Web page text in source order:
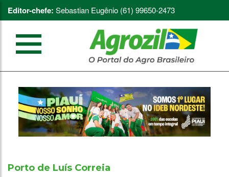
Editor-chefe: Sebastian Eugênio (61) 99650-2473
Porto de Luís Correia